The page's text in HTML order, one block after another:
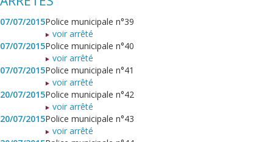
07/07/2015Police municipale n°39
voir arrêté
07/07/2015Police municipale n°40
voir arrêté
07/07/2015Police municipale n°41
voir arrêté
20/07/2015Police municipale n°42
voir arrêté
20/07/2015Police municipale n°43
voir arrêté